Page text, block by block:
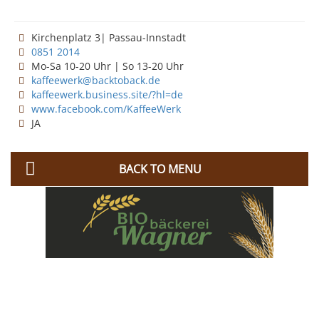
Kirchenplatz 3| Passau-Innstadt
0851 2014
Mo-Sa 10-20 Uhr | So 13-20 Uhr
kaffeewerk@backtoback.de
kaffeewerk.business.site/?hl=de
www.facebook.com/KaffeeWerk
JA
BACK TO MENU